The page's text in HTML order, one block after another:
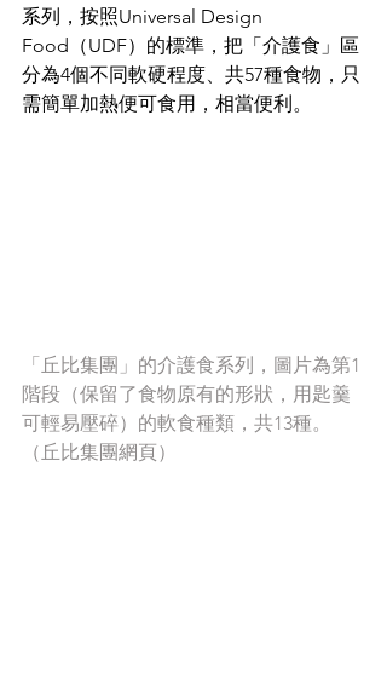
系列，按照Universal Design
Food（UDF）的標準，把「介護食」區
分為4個不同軟硬程度、共57種食物，只
需簡單加熱便可食用，相當便利。
「丘比集團」的介護食系列，圖片為第1
階段（保留了食物原有的形狀，用匙羹
可輕易壓碎）的軟食種類，共13種。
（丘比集團網頁）